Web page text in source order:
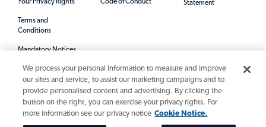
Terms and
Conditions
Mandatory Notices
Statement
We process your personal information to measure and improve
our sites and service, to assist our marketing campaigns and to
provide personalised content and advertising. By clicking the
button on the right, you can exercise your privacy rights. For
more information see our privacy notice Cookie Notice.